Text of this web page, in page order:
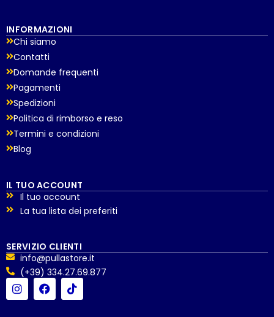
INFORMAZIONI
Chi siamo
Contatti
Domande frequenti
Pagamenti
Spedizioni
Politica di rimborso e reso
Termini e condizioni
Blog
IL TUO ACCOUNT
Il tuo account
La tua lista dei preferiti
SERVIZIO CLIENTI
info@pullastore.it
(+39) 334.27.69.877